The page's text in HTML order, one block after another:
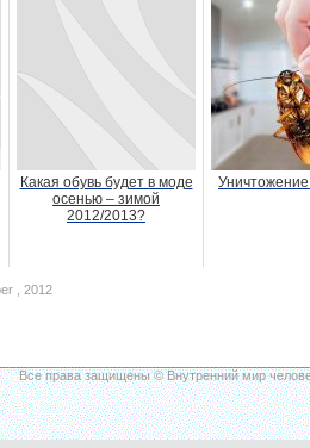
Какая обувь будет в моде
осенью – зимой
2012/2013?
, 2012
Все права защищены © Внутренний мир